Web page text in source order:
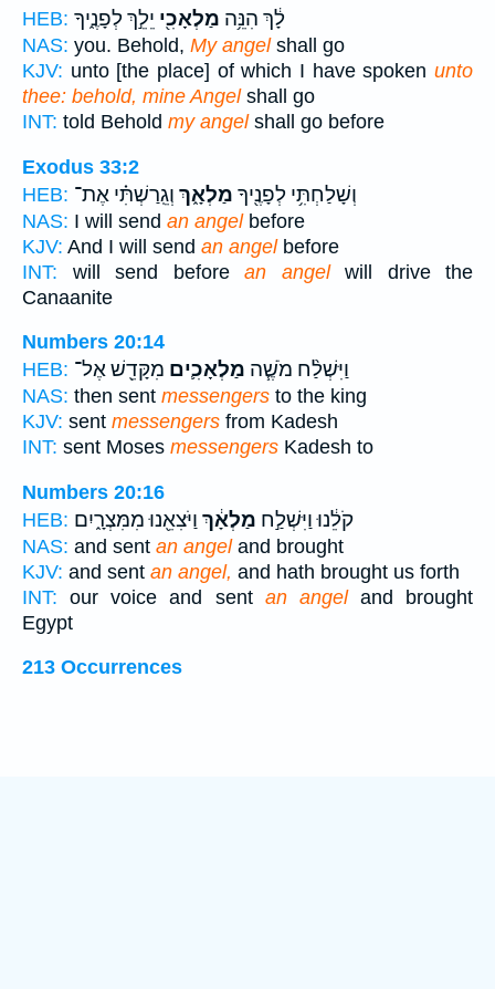
HEB:
לָ֔ךְ הִנֵּ֥ה מַלְאָכִ֖י יֵלֵ֣ךְ לְפָנֶ֑יךָ
NAS: you. Behold, My angelshall go
KJV: unto [the place] of which I have spoken unto
thee: behold, mine Angelshall go
INT: told Behold my angelshall go before
Exodus 33:2
HEB:
וְשָׁלַחְתִּ֥י לְפָנֶ֖יךָ מַלְאָ֑ךְ וְגֵֽרַשְׁתִּ֗י אֶת־
NAS: I will send an angelbefore
KJV: And I will send an angelbefore
INT: will send before an angelwill drive the
Canaanite
Numbers 20:14
HEB:
וַיִּשְׁלַ֨ח מֹשֶׁ֧ה מַלְאָכִ֛ים מִקָּדֵ֖שׁ אֶל־
NAS: then sent messengers to the king
KJV: sent messengers from Kadesh
INT: sent Moses messengers Kadesh to
Numbers 20:16
HEB:
קֹלֵ֔נוּ וַיִּשְׁלַ֣ח מַלְאָ֔ךְ וַיֹּצִאֵ֖נוּ מִמִּצְרָ֑יִם
NAS: and sent an angeland brought
KJV: and sent an angel, and hath brought us forth
INT: our voice and sent an angeland brought
Egypt
213 Occurrences